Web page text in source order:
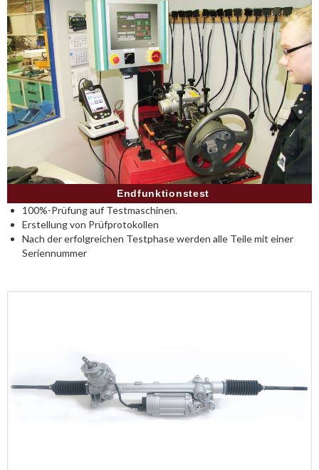
Endfunktionstest
100%-Prüfung auf Testmaschinen.
Erstellung von Prüfprotokollen
Nach der erfolgreichen Testphase werden alle Teile mit einer
Seriennummer